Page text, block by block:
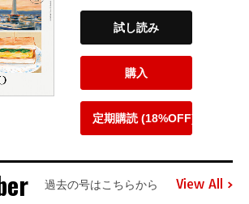
試し読み
購入
定期購読 (18%OFF)
過去の号はこちらから View All